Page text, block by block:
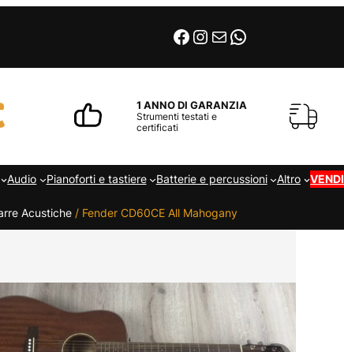
Facebook
Instagram
EmailWhatsApp
1 ANNO DI GARANZIA
Strumenti testati e
certificati
Audio Pianoforti e tastiere Batterie e percussioni Altro VENDI
Acustiche/ Fender CD60CE All Mahogany